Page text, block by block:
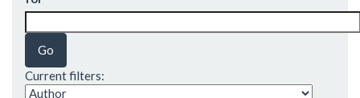
Current filters: